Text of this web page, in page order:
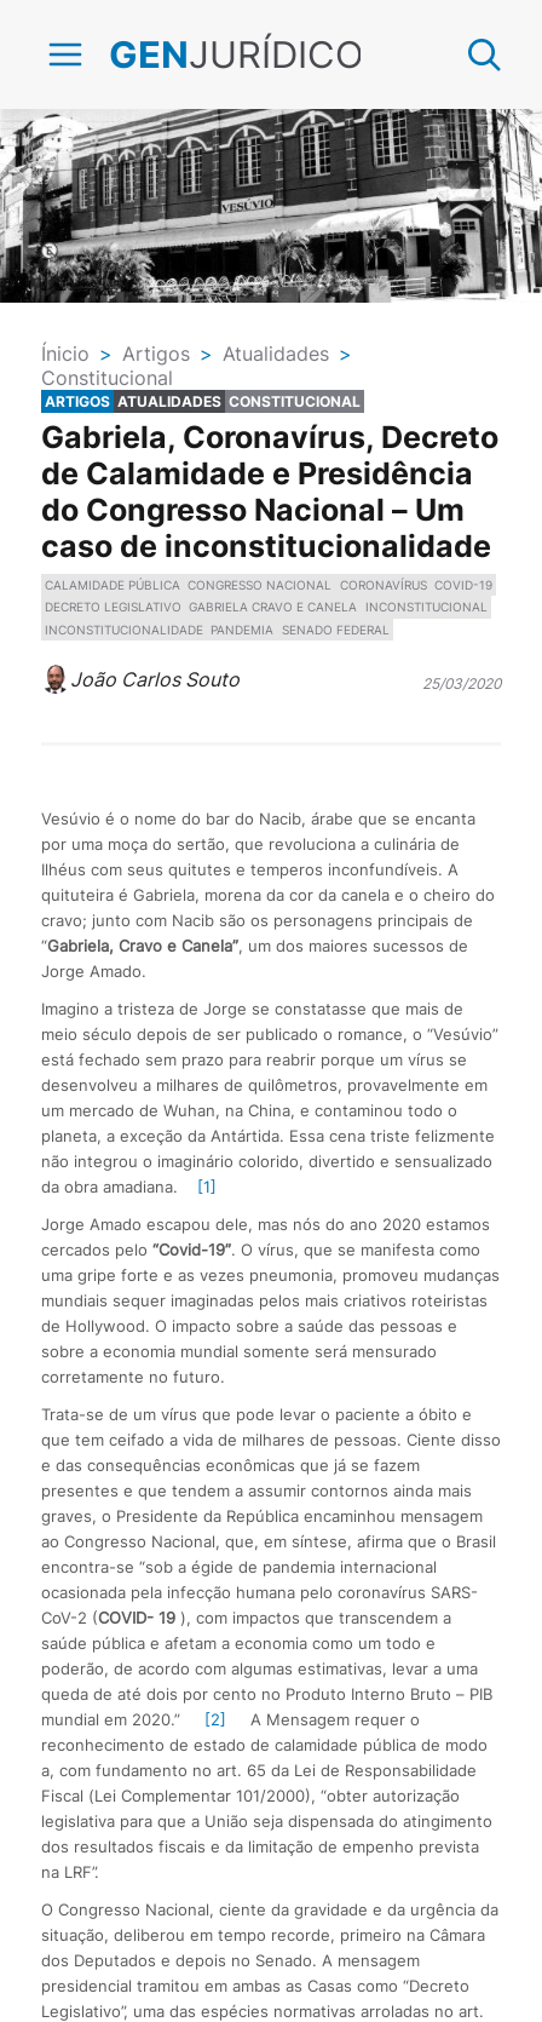
GENJURÍDICO
Ínicio > Artigos > Atualidades >
Constitucional
ARTIGOS ATUALIDADES CONSTITUCIONAL
Gabriela, Coronavírus, Decreto
de Calamidade e Presidência
do Congresso Nacional – Um
caso de inconstitucionalidade
CALAMIDADE PÚBLICA CONGRESSO NACIONAL CORONAVÍRUS COVID-19
DECRETO LEGISLATIVO GABRIELA CRAVO E CANELA
INCONSTITUCIONAL
INCONSTITUCIONALIDADE
PANDEMIA SENADO FEDERAL
João Carlos Souto 25/03/2020
Vesúvio é o nome do bar do Nacib, árabe que se encanta
por uma moça do sertão, que revoluciona a culinária de
Ilhéus com seus quitutes e temperos inconfundíveis. A
quituteira é Gabriela, morena da cor da canela e o cheiro do
cravo; junto com Nacib são os personagens principais de
“Gabriela, Cravo e Canela”, um dos maiores sucessos de
Jorge Amado.
Imagino a tristeza de Jorge se constatasse que mais de
meio século depois de ser publicado o romance, o “Vesúvio”
está fechado sem prazo para reabrir porque um vírus se
desenvolveu a milhares de quilômetros, provavelmente em
um mercado de Wuhan, na China, e contaminou todo o
planeta, a exceção da Antártida. Essa cena triste felizmente
não integrou o imaginário colorido, divertido e sensualizado
da obra amadiana.
[1]
Jorge Amado escapou dele, mas nós do ano 2020 estamos
cercados pelo “Covid-19”. O vírus, que se manifesta como
uma gripe forte e as vezes pneumonia, promoveu mudanças
mundiais sequer imaginadas pelos mais criativos roteiristas
de Hollywood. O impacto sobre a saúde das pessoas e
sobre a economia mundial somente será mensurado
corretamente no futuro.
Trata-se de um vírus que pode levar o paciente a óbito e
que tem ceifado a vida de milhares de pessoas. Ciente disso
e das consequências econômicas que já se fazem
presentes e que tendem a assumir contornos ainda mais
graves, o Presidente da República encaminhou mensagem
ao Congresso Nacional, que, em síntese, afirma que o Brasil
encontra-se “sob a égide de pandemia internacional
ocasionada pela infecção humana pelo coronavírus SARS-
CoV-2 (COVID- 19 ), com impactos que transcendem a
saúde pública e afetam a economia como um todo e
poderão, de acordo com algumas estimativas, levar a uma
queda de até dois por cento no Produto Interno Bruto – PIB
mundial em 2020.”
[2]
A Mensagem requer o
reconhecimento de estado de calamidade pública de modo
a, com fundamento no art. 65 da Lei de Responsabilidade
Fiscal (Lei Complementar 101/2000), “obter autorização
legislativa para que a União seja dispensada do atingimento
dos resultados fiscais e da limitação de empenho prevista
na LRF”.
O Congresso Nacional, ciente da gravidade e da urgência da
situação, deliberou em tempo recorde, primeiro na Câmara
dos Deputados e depois no Senado. A mensagem
presidencial tramitou em ambas as Casas como “Decreto
Legislativo”, uma das espécies normativas arroladas no art.